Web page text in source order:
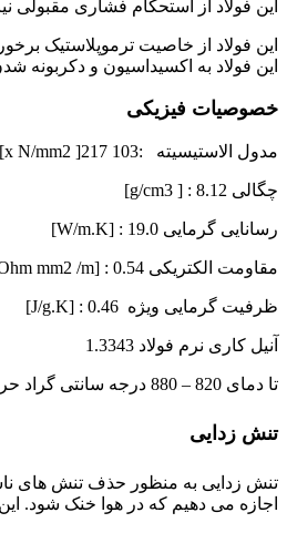
این فولاد از استحکام فشاری مقبولی
این فولاد به اکسیداسیون و
خصوصیات فیزیکی
مدول الاستیسیته :103 x N/mm2 ]217]
چگالی g/cm3 ] : 8.12]
رسانایی گرمایی W/m.K] : 19.0]
مقاومت الکتریکی Ohm mm2 /m] : 0.54]
ظرفیت گرمایی ویژه J/g.K] : 0.46]
آنیل کاری نرم فولاد 1.3343
تا دمای 820 – 880 درجه سانتی گراد حرارت می دهیم و به آرامی در کوره اجازه خنک شدن می دهیم. این فرآیند سختی به میزان 225 -280 برینل را ایجاد می کند.
تنش زدایی
اجازه می دهیم که در هوا خنک شود.